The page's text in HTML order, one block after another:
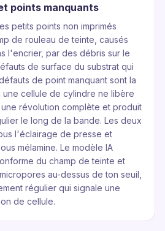
points manquants
petits points non imprimés
de rouleau de teinte, causés
l'encrier, par des débris sur le
de surface du substrat qui
de point manquant sont la
cellule de cylindre ne libère
révolution complète et produit
le long de la bande. Les deux
l'éclairage de presse et
mélamine. Le modèle IA
du champ de teinte et
au-dessus de ton seuil,
régulier qui signale une
de cellule.